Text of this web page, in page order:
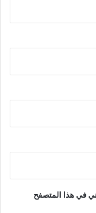
في هذا المتصفح